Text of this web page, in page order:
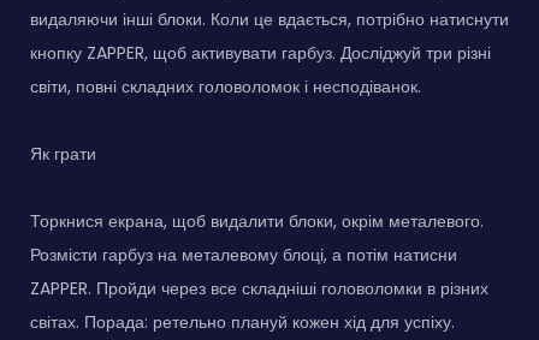
видаляючи інші блоки. Коли це вдається, потрібно натиснути
кнопку ZAPPER, щоб активувати гарбуз. Досліджуй три різні
світи, повні складних головоломок і несподіванок.
Як грати
Торкнися екрана, щоб видалити блоки, окрім металевого.
Розмісти гарбуз на металевому блоці, а потім натисни
ZAPPER. Пройди через все складніші головоломки в різних
світах. Порада: ретельно плануй кожен хід для успіху.